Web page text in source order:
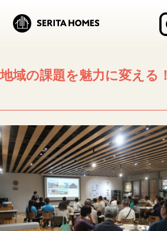
見学会・イベント
セリタホームズが
大切にしていること
土地建物の売却相談
ブログ
施工事例
地域の課題を魅力に変える！